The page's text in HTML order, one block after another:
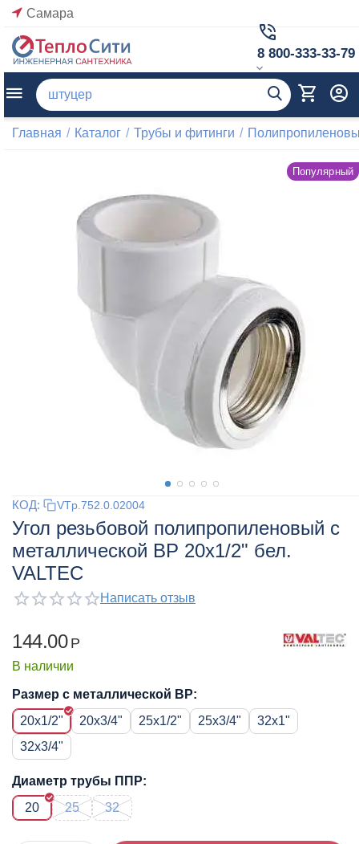
Самара
8 800-333-33-79
Главная / Каталог / Трубы и фитинги /
Популярный
КОД: VTp.752.0.02004
Угол резьбовой полипропиленовый с
металлической ВР 20x1/2" бел.
VALTEC
Написать отзыв
144.00 Р
В наличии
Размер с металлической ВР:
20x1/2"
20x3/4" 25x1/2" 25x3/4"
32x1"
32x3/4"
Диаметр трубы ППР:
20
25 32